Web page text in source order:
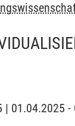
01.04.2025 -